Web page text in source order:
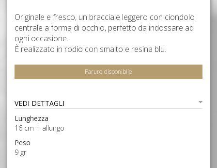
Originale e fresco, un bracciale leggero con ciondolo
centrale a forma di occhio, perfetto da indossare ad
ogni occasione.
È realizzato in rodio con smalto e resina blu.
Parure disponibile
VEDI DETTAGLI
Lunghezza
16 cm + allungo
Peso
9 gr